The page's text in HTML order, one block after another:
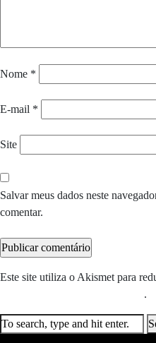
Nome *
E-mail *
Site
Salvar meus dados neste
comentar.
Este site utiliza o Akismet para
.